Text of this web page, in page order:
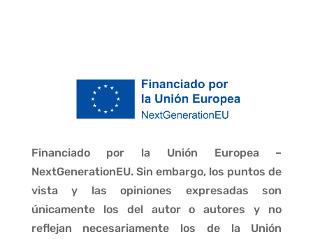
Financiado por la Unión Europea –
NextGenerationEU. Sin embargo, los puntos de
vista y las opiniones expresadas son
únicamente los del autor o autores y no
reflejan necesariamente los de la Unión